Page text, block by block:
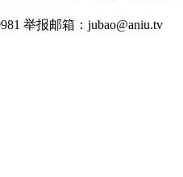
举报邮箱： jubao@aniu.tv